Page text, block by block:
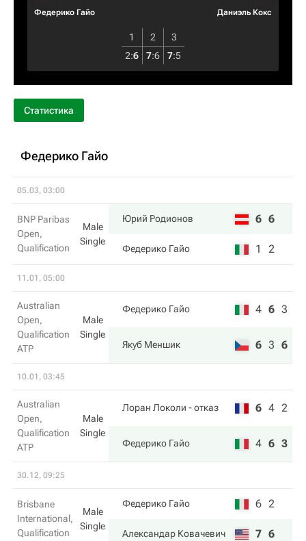
Федерико Гайо Даниэль Кокс
1 2
3
2:6 7:6 7:5
Статистика
Федерико Гайо
05.03, 03:00
BNP Paribas
Open,
Qualification
Male
Single
Юрий Родионов 6 6
Федерико Гайо 1 2
11.01, 05:00
Australian
Open,
Qualification
ATP
Male
Single
Федерико Гайо 4 6 3
Якуб Меншик 6 3 6
10.01, 03:45
Australian
Open,
Qualification
ATP
Male
Single
Лоран Локоли - отказ 6 4 2
Федерико Гайо 4 6 3
30.12, 09:25
Brisbane
International,
Qualification
Male
Single
Федерико Гайо 6 2
Александар Ковачевич 7 6